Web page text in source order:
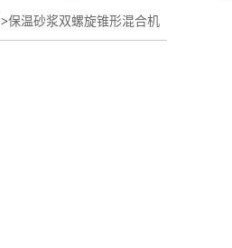
>保温砂浆双螺旋锥形混合机